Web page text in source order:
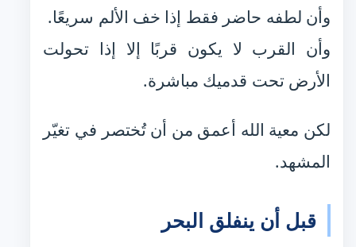
وأن لطفه حاضر فقط إذا خف الألم سريعًا.
وأن القرب لا يكون قربًا إلا إذا تحولت
الأرض تحت قدميك مباشرة.
لكن معية الله أعمق من أن تُختصر في تغيّر
المشهد.
قبل أن ينفلق البحر